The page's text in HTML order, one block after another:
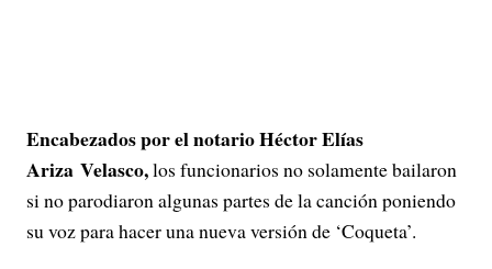
Encabezados por el notario Héctor Elías
Ariza Velasco,los funcionarios no solamente bailaron
si no parodiaron algunas partes de la canción poniendo
su voz para hacer una nueva versión de ‘Coqueta’.